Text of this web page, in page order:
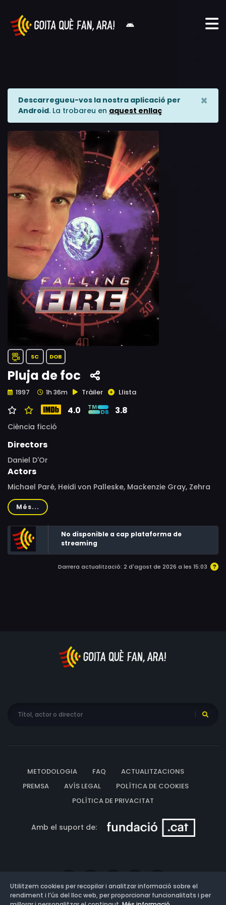
Descarregueu-vos la nostra aplicació per
Android. La trobareu en aquest enllaç
×
SC DOB
Pluja de foc
1997 1h 36m Tràiler Llista
4.0 3.8
Ciència ficció
Directors
Daniel D'Or
Actors
Michael Paré, Heidi von Palleske, Mackenzie Gray, Zehra
Leverman, Cedric Turner, Christian Vidosa, Jacklyn
Francis, Geoffrey Pounsett, Morris Durante
Més...
No disponible a cap plataforma de
streaming
Darrera actualització: 2 d'agost de 2026 a les 15:03
METODOLOGIA FAQ
ACTUALITZACIONS
PREMSA
AVÍS LEGAL
POLÍTICA DE COOKIES
POLÍTICA DE PRIVACITAT
Amb el suport de:
Utilitzem cookies per recopilar i analitzar informació sobre el
rendiment i l’ús del lloc web, per proporcionar funcionalitats i per